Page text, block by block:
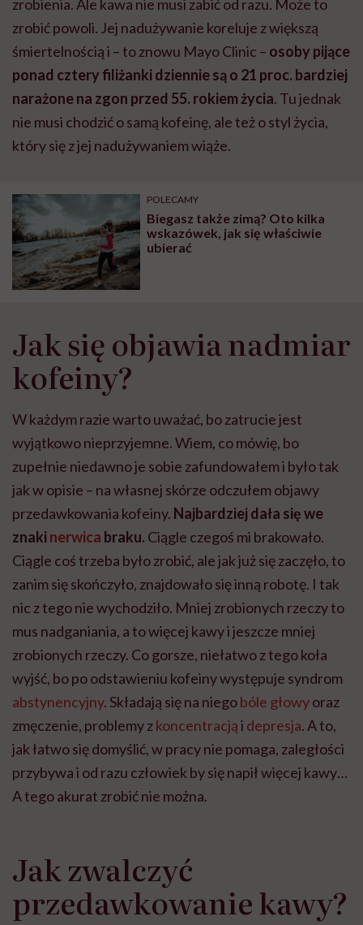
zrobienia. Ale kawa nie musi zabić od razu. Może to
zrobić powoli. Jej nadużywanie koreluje z większą
śmiertelnością i – to znowu Mayo Clinic – osoby pijące
ponad cztery filiżanki dziennie są o 21 proc. bardziej
narażone na zgon przed 55. rokiem życia. Tu jednak
nie musi chodzić o samą kofeinę, ale też o styl życia,
który się z jej nadużywaniem wiąże.
POLECAMY
Biegasz także zimą? Oto kilka
wskazówek, jak się właściwie
ubierać
Jak się objawia nadmiar
kofeiny?
W każdym razie warto uważać, bo zatrucie jest
wyjątkowo nieprzyjemne. Wiem, co mówię, bo
zupełnie niedawno je sobie zafundowałem i było tak
jak w opisie – na własnej skórze odczułem objawy
przedawkowania kofeiny. Najbardziej dała się we
znaki nerwica braku. Ciągle czegoś mi brakowało.
Ciągle coś trzeba było zrobić, ale jak już się zaczęło, to
zanim się skończyło, znajdowało się inną robotę. I tak
nic z tego nie wychodziło. Mniej zrobionych rzeczy to
mus nadganiania, a to więcej kawy i jeszcze mniej
zrobionych rzeczy. Co gorsze, niełatwo z tego koła
wyjść, bo po odstawieniu kofeiny występuje syndrom
abstynencyjny. Składają się na niegobóle głowyoraz
zmęczenie, problemy zkoncentracjąi depresja. A to,
jak łatwo się domyślić, w pracy nie pomaga, zaległości
przybywa i od razu człowiek by się napił więcej kawy…
A tego akurat zrobić nie można.
Jak zwalczyć
przedawkowanie kawy?